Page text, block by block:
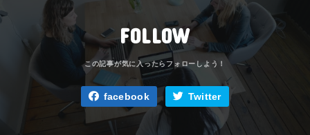
FOLLOW
facebook Twitter